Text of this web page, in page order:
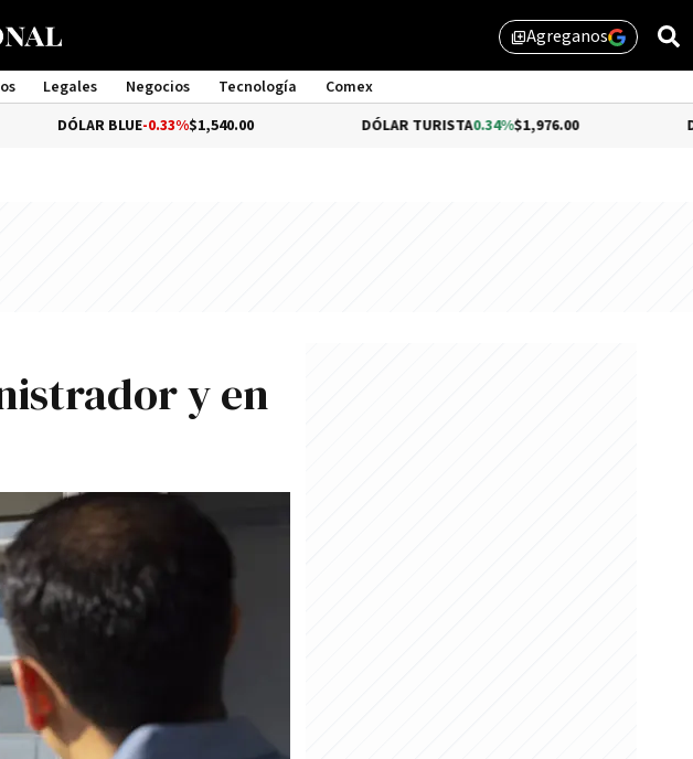
library_addAgreganos
Legales Negocios Tecnología
Comex
BLUE-0.33% $1,540.00 DÓLAR TURISTA0.34%$1,976.00 DÓLAR MEP
y en